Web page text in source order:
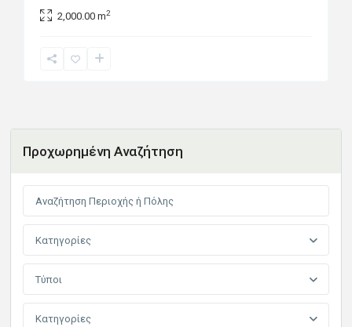
2,000.00 m2
Προχωρημένη Αναζήτηση
Κατηγορίες
Τύποι
Κατηγορίες